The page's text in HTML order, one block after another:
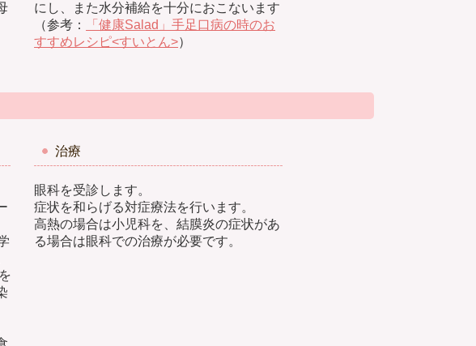
にし、また水分補給を十分におこないます
（参考：
「健康Salad」手足口病の時のお
すすめレシピ<すいとん>）
治療
眼科を受診します。
症状を和らげる対症療法を行います。
高熱の場合は小児科を、結膜炎の症状があ
る場合は眼科での治療が必要です。